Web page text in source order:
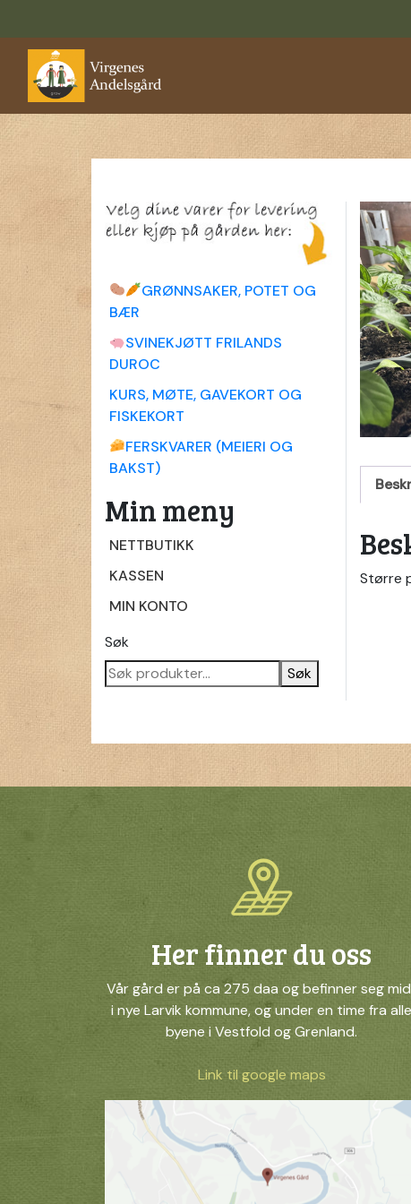
GRØNNSAKER, POTET OG
BÆR
SVINEKJØTT FRILANDS
DUROC
KURS, MØTE, GAVEKORT OG
FISKEKORT
FERSKVARER (MEIERI OG
BAKST)
Min meny
NETTBUTIKK
KASSEN
MIN KONTO
Søk
Søk
Større
Her finner du oss
Vår gård er på ca 275 daa og befinner seg
i nye Larvik kommune, og under en time fra alle
byene i Vestfold og Grenland.
Link til google maps